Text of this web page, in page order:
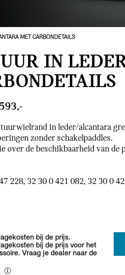
MET CARBONDETAILS
IN
in leder/alcantara
zonder schakelpaddles.
over de beschikbaarheid van de
228, 32 30 0 421 082, 32 30 0
bij de prijs.
bij de prijs voor het
Vraag je dealer naar de